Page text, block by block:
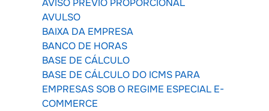
AVISO PRÉVIO PROPORCIONAL
AVULSO
BAIXA DA EMPRESA
BANCO DE HORAS
BASE DE CÁLCULO
BASE DE CÁLCULO DO ICMS PARA
EMPRESAS SOB O REGIME ESPECIAL E-
COMMERCE